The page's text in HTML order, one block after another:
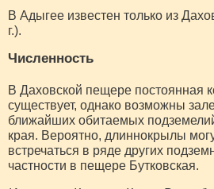
В Адыгее известен только из
г.).
Численность
В Даховской пещере постоянная
существует, однако возможны
ближайших обитаемых
края. Вероятно, длиннокрылы
встречаться в ряде других
частности в пещере Бутковская.